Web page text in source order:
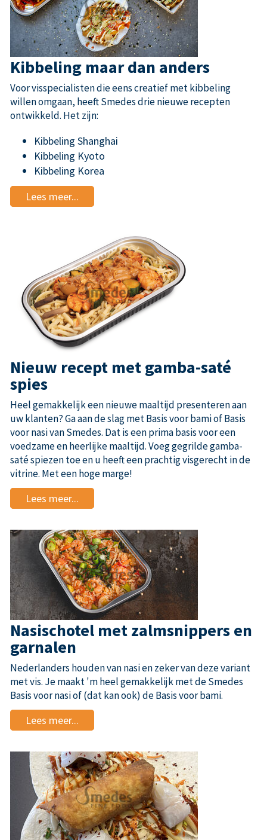
Kibbeling maar dan anders
Voor visspecialisten die eens creatief met kibbeling
willen omgaan, heeft Smedes drie nieuwe recepten
ontwikkeld. Het zijn:
Kibbeling Shanghai
Kibbeling Kyoto
Kibbeling Korea
Lees meer...
Nieuw recept met gamba-saté
spies
Heel gemakkelijk een nieuwe maaltijd presenteren aan
uw klanten? Ga aan de slag met Basis voor bami of Basis
voor nasi van Smedes. Dat is een prima basis voor een
voedzame en heerlijke maaltijd. Voeg gegrilde gamba-
saté spiezen toe en u heeft een prachtig visgerecht in de
vitrine. Met een hoge marge!
Lees meer...
Nasischotel met zalmsnippers en
garnalen
Nederlanders houden van nasi en zeker van deze variant
met vis. Je maakt 'm heel gemakkelijk met de Smedes
Basis voor nasi of (dat kan ook) de Basis voor bami.
Lees meer...